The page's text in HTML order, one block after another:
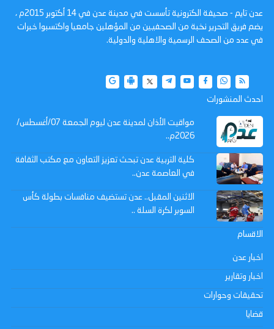
عدن تايم - صحيفة الكترونية تأسست في مدينة عدن في 14 أكتوبر 2015م ،
يضم فريق التحرير نخبة من الصحفيين من المؤهلين جامعيا واكتسبوا خبرات
في عدد من الصحف الرسمية والاهلية والدولية.
احدث المنشورات
مواقيت الأذان لمدينة عدن ليوم الجمعة 07/أغسطس/
2026م..
كلية التربية عدن تبحث تعزيز التعاون مع مكتب الثقافة
في العاصمة عدن..
الاثنين المقبل.. عدن تستضيف منافسات بطولة كأس
السوبر لكرة السلة ..
الاقسام
اخبار عدن
اخبار وتقارير
تحقيقات وحوارات
قضايا